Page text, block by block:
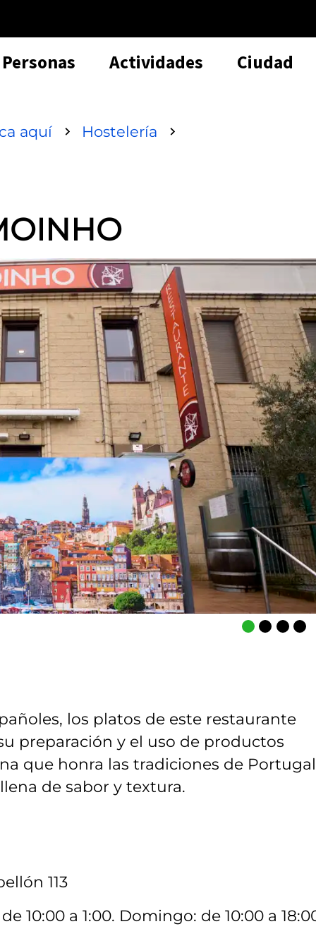
Personas Actividades Ciudad
aquí
Hostelería
los platos de este restaurante
preparación y el uso de productos
que honra las tradiciones de
de sabor y textura.
113
10:00 a 1:00. Domingo: de 10:00 a